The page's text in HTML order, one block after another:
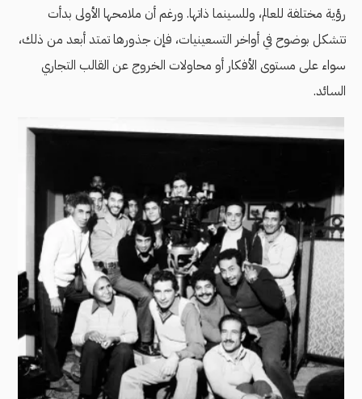
رؤية مختلفة للعالم، وللسينما ذاتها. ورغم أن ملامحها الأولى بدأت
تتشكل بوضوح في أواخر التسعينيات، فإن جذورها تمتد أبعد من ذلك،
سواء على مستوى الأفكار أو محاولات الخروج عن القالب التجاري
السائد.